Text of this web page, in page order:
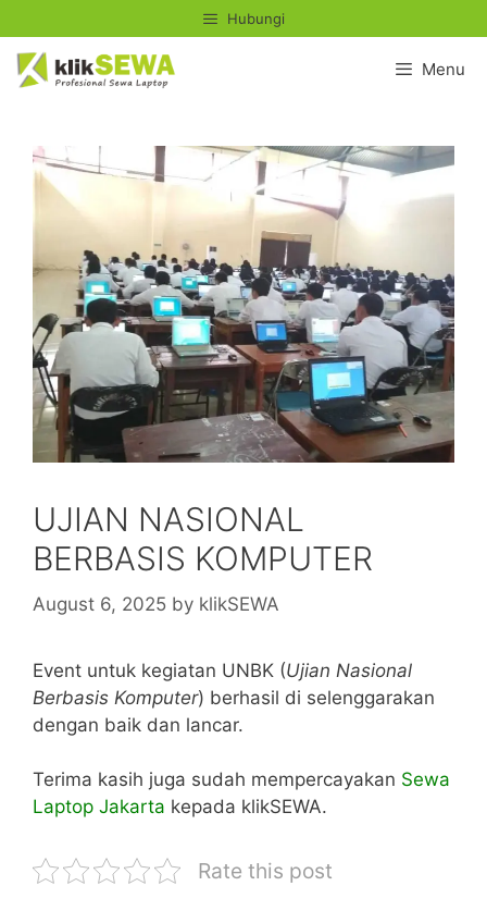
to
content
Hubungi
Menu
UJIAN NASIONAL
BERBASIS KOMPUTER
August 6, 2025 by klikSEWA
Event untuk kegiatan UNBK (Ujian Nasional
Berbasis Komputer) berhasil di selenggarakan
dengan baik dan lancar.
Terima kasih juga sudah mempercayakan Sewa
Laptop Jakarta kepada klikSEWA.
Rate this post